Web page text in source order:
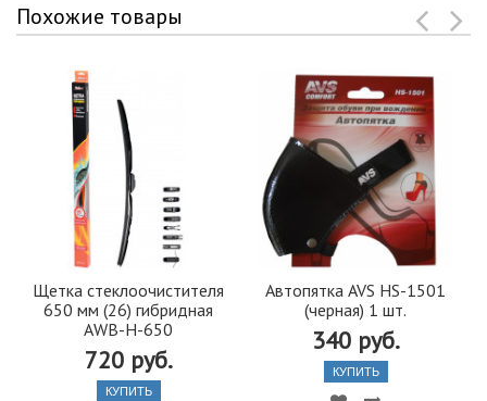
Похожие товары
Щетка стеклоочистителя
650 мм (26) гибридная
AWB-H-650
720 руб.
КУПИТЬ
Автопятка AVS HS-1501
(черная) 1 шт.
340 руб.
КУПИТЬ